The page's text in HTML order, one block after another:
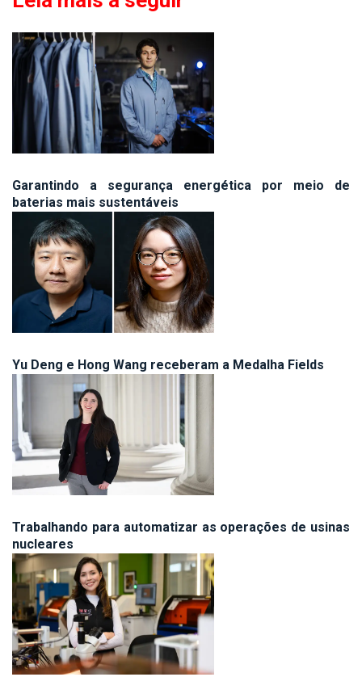
Garantindo a segurança energética por meio de
baterias mais sustentáveis
Yu Deng e Hong Wang receberam a Medalha Fields
Trabalhando para automatizar as operações de usinas
nucleares